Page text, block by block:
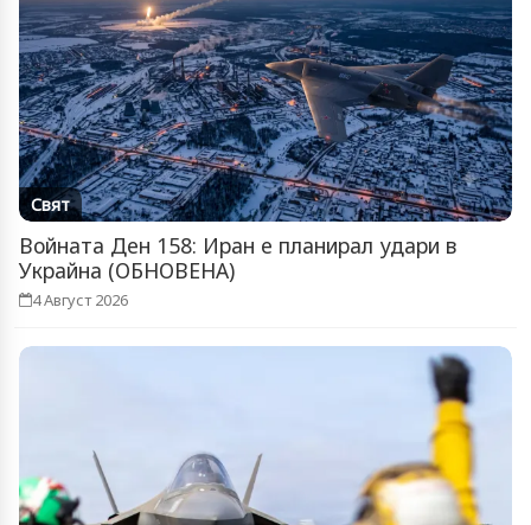
Свят
Войната Ден 158: Иран е планирал удари в
Украйна (ОБНОВЕНА)
4 Август 2026